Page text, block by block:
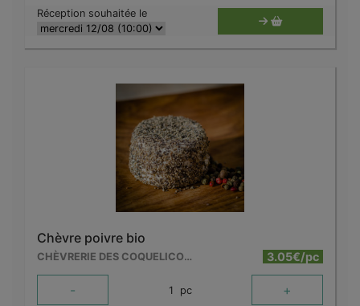
Réception souhaitée le
Chèvre poivre bio
CHÈVRERIE DES COQUELICOTS 3.05€/pc
- 1 pc +